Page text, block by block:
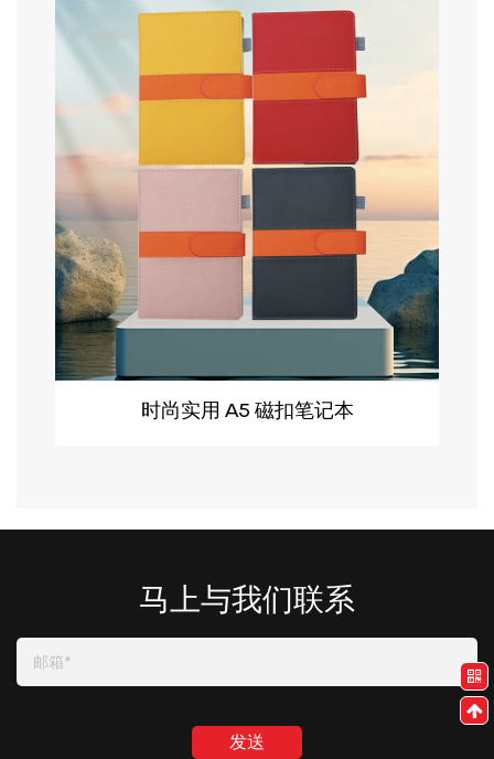
时尚实用 A5 磁扣笔记本
马上与我们联系